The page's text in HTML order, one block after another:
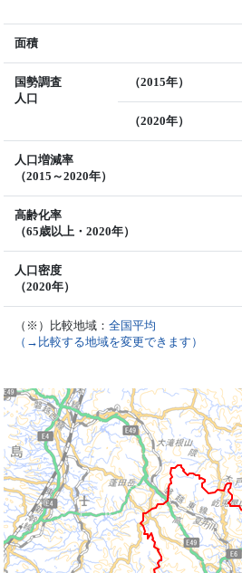
面積
国勢調査
人口
（2015年）
（2020年）
人口増減率
（2015～2020年）
高齢化率
（65歳以上・2020年）
人口密度
（2020年）
（※）比較地域：全国平均
（→比較する地域を変更できます）